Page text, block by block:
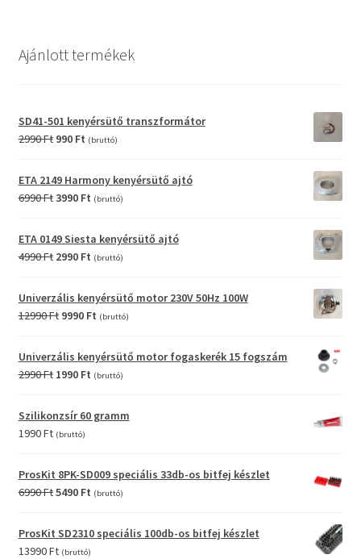
Ajánlott termékek
SD41-501 kenyérsütő transzformátor
2990Ft Original
was:
2990 Ft.
990 FtCurrent
990 Ft.
(bruttó)
ETA 2149 Harmony kenyérsütő ajtó
6990FtOriginal
was:
6990 Ft.
3990 FtCurrent
is:
3990 Ft.
(bruttó)
ETA 0149 Siesta kenyérsütő ajtó
4990Ft Original
was:
4990 Ft.
2990 FtCurrent
2990 Ft.
(bruttó)
Univerzális kenyérsütő motor 230V 50Hz 100W
12990Ft Original
was:
12990 Ft.
9990 FtCurrent
is:
9990 Ft.
(bruttó)
Univerzális kenyérsütő motor fogaskerék 15 fogszám
2990Ft Original
was:
1990 FtCurrent
is:
1990 Ft.
(bruttó)
Szilikonzsír 60 gramm
1990Ft (bruttó)
ProsKit 8PK-SD009 speciális 33db-os bitfej készlet
6990FtOriginal
was:
6990 Ft.
5490 FtCurrent
is:
5490 Ft.
(bruttó)
ProsKit SD2310 speciális 100db-os bitfej készlet
13990Ft (bruttó)